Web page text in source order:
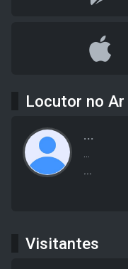
Locutor no Ar
...
...
Visitantes